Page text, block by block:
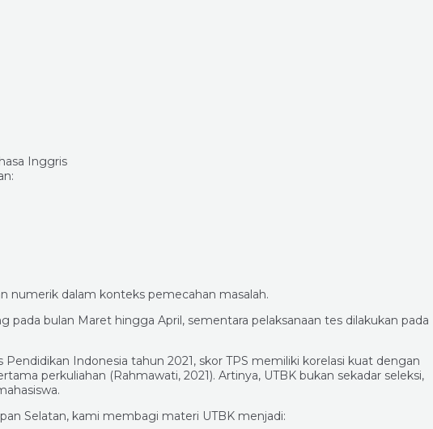
Inggris
numerik dalam konteks pemecahan masalah.
pada bulan Maret hingga April, sementara pelaksanaan tes dilakukan pada
Indonesia tahun 2021, skor TPS memiliki korelasi kuat dengan
perkuliahan (Rahmawati, 2021). Artinya, UTBK bukan sekadar seleksi,
Selatan, kami membagi materi UTBK menjadi: